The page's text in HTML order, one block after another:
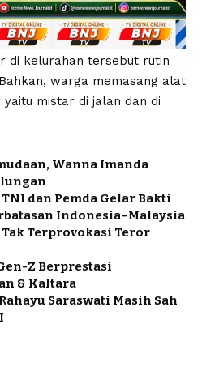
di kelurahan tersebut rutin
warga memasang alat
mistar di jalan dan di
Wanna Imanda
dan Pemda Gelar Bakti
Indonesia–Malaysia
Terprovokasi Teror
Z Berprestasi
& Kaltara
Saraswati Masih Sah